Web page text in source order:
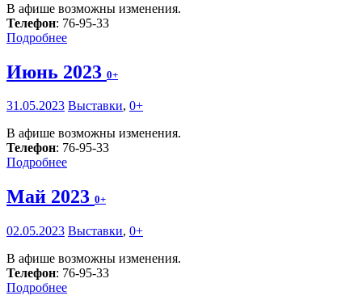
В афише возможны изменения.
Телефон: 76-95-33
Подробнее
Июнь 2023 0+
31.05.2023 Выставки, 0+
В афише возможны изменения.
Телефон: 76-95-33
Подробнее
Май 2023 0+
02.05.2023 Выставки, 0+
В афише возможны изменения.
Телефон: 76-95-33
Подробнее